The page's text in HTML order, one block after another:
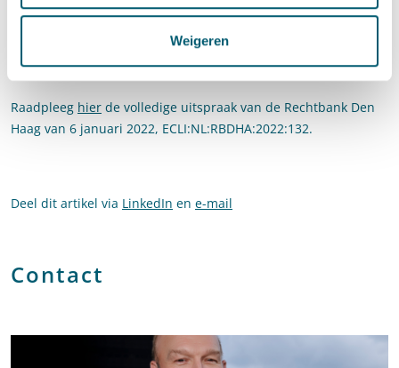
Weigeren
inrichting minimaal 30 jaar op volle capaciteit kan draaien. Het
daarmee dus niet op een draagkrachtige motivering, welk
gebrek de minister moet herstellen.
Raadpleeg hier de volledige uitspraak van de Rechtbank Den
Haag van 6 januari 2022, ECLI:NL:RBDHA:2022:132.
Deel dit artikel via LinkedIn en e-mail
Contact